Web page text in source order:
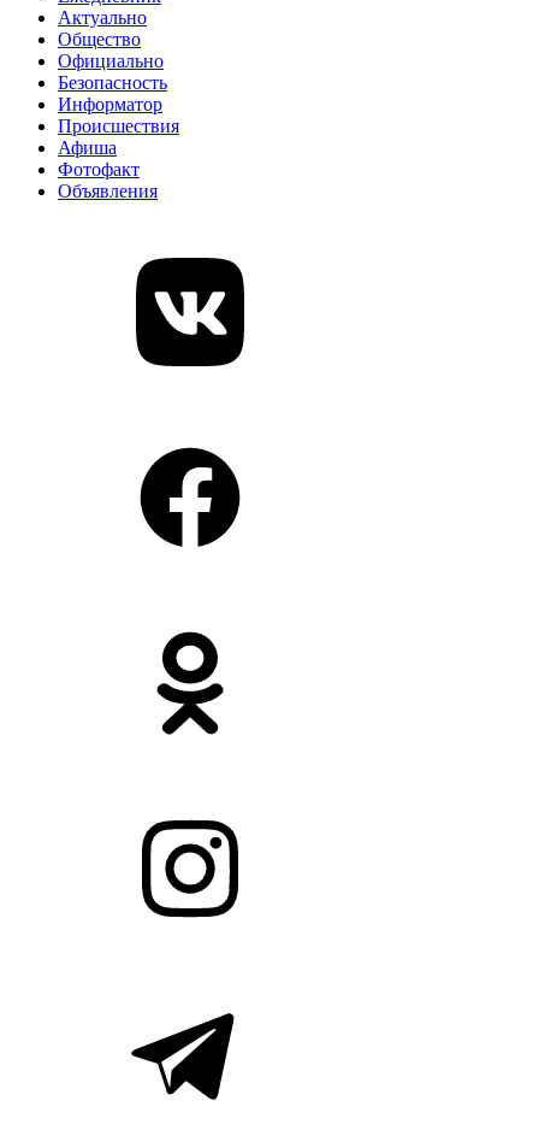
Актуально
Общество
Официально
Безопасность
Информатор
Происшествия
Афиша
Фотофакт
Объявления